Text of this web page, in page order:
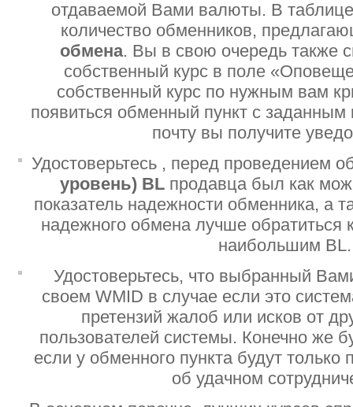
отдаваемой Вами валюты. В таблице
количество обменников,
обмена. Вы в свою очередь также
собственный курс в поле
собственный курс по нужным вам
появиться обменный пункт с заданным
почту вы получите
Удостоверьтесь , перед проведением
уровень) BL продавца был как
показатель надежности обменника, а
надежного обмена лучше
наибольшим BL.
Удостоверьтесь, что выбранный
своем WMID в случае если это
претензий жалоб или исков от
пользователей системы. Конечно же
если у обменного пункта будут
об удачном